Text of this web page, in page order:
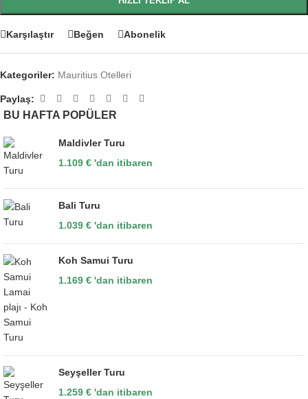
Karşılaştır Beğen Abonelik
Kategoriler: Mauritius Otelleri
Paylaş:
BU HAFTA POPÜLER
Maldivler Turu
1.109 € 'dan itibaren
Bali Turu
1.039 € 'dan itibaren
Koh Samui Turu
1.169 € 'dan itibaren
Seyşeller Turu
1.259 € 'dan itibaren